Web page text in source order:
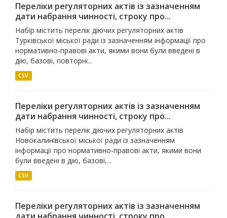
Переліки регуляторних актів із зазначенням
дати набрання чинності, строку про...
Набір містить перелік діючих регуляторних актів
Турківської міської ради із зазначенням інформації про
нормативно-правові акти, якими вони були введені в
дію, базові, повторні...
CSV
Переліки регуляторних актів із зазначенням
дати набрання чинності, строку про...
Набір містить перелік діючих регуляторних актів
Новокалинівської міської ради із зазначенням
інформації про нормативно-правові акти, якими вони
були введені в дію, базові,...
CSV
Переліки регуляторних актів із зазначенням